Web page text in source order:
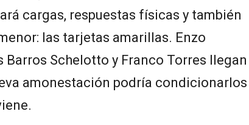
cargas, respuestas físicas y también
las tarjetas amarillas. Enzo
Barros Schelotto y Franco Torres llegan
amonestación podría condicionarlos